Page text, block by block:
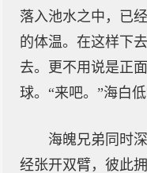
落入池水之中，已
的体温。在这样下
去。更不用说是正
球。“来吧。”海白低
海魄兄弟同时
经张开双臂，彼此